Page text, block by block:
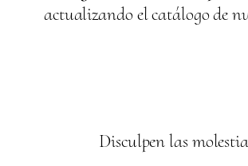
actualizando el catálogo de
Disculpen las